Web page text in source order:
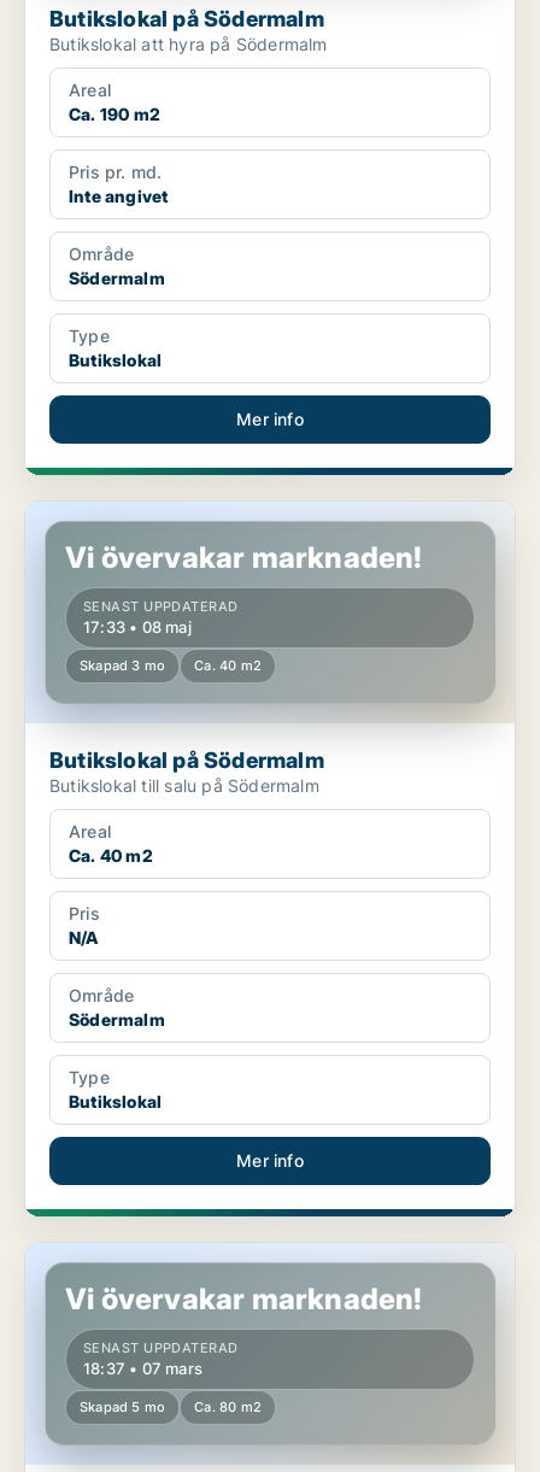
Butikslokal på Södermalm
Butikslokal att hyra på Södermalm
Areal
Ca. 190 m2
Pris pr. md.
Inte angivet
Område
Södermalm
Type
Butikslokal
Mer info
Butikslokal på Södermalm
Vi övervakar marknaden!
SENAST UPPDATERAD
17:33 • 08 maj
Skapad 3 mo Ca. 40 m2
Butikslokal på Södermalm
Butikslokal till salu på Södermalm
Areal
Ca. 40 m2
Pris
N/A
Område
Södermalm
Type
Butikslokal
Mer info
Butikslokal på Södermalm
Vi övervakar marknaden!
SENAST UPPDATERAD
18:37 • 07 mars
Skapad 5 mo Ca. 80 m2